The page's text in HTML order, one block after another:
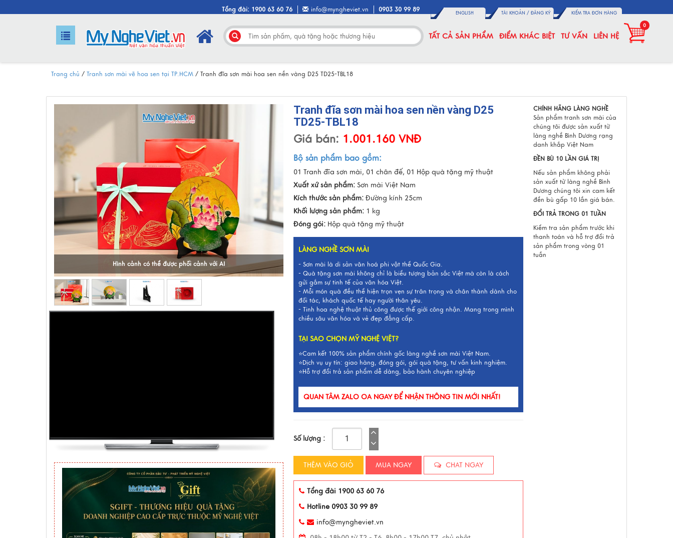
Tổng đài: 1900 63 60 76 info@myngheviet.vn 0903 30 99 89 ENGLISH TÀI KHOẢN / ĐĂNG KÝ KIỂM TRA ĐƠN HÀNG
TẤT CẢ SẢN PHẨM ĐIỂM KHÁC BIỆT TƯ VẤN LIÊN HỆ
0
Trang chủ / Tranh sơn mài vẽ hoa sen tại TP.HCM / Tranh đĩa sơn mài hoa sen nền vàng D25 TD25-TBL18
Hình cảnh có thể được phối cảnh với AI
Tranh đĩa sơn mài hoa sen nền vàng D25
TD25-TBL18
Giá bán: 1.001.160 VNĐ
Bộ sản phẩm bao gồm:
01 Tranh đĩa sơn mài, 01 chân đế, 01 Hộp quà tặng mỹ thuật
Xuất xứ sản phẩm: Sơn mài Việt Nam
Kích thước sản phẩm: Đường kính 25cm
Khối lượng sản phẩm: 1 kg
Đóng gói: Hộp quà tặng mỹ thuật
LÀNG NGHỀ SƠN MÀI
- Sơn mài là di sản văn hoá phi vật thể Quốc Gia.
- Quà tặng sơn mài không chỉ là biểu tượng bản sắc Việt mà còn là cách
gửi gắm sự tinh tế của văn hóa Việt.
- Mỗi món quà đều thể hiện trọn vẹn sự trân trọng và chân thành dành cho
đối tác, khách quốc tế hay người thân yêu.
- Tinh hoa nghệ thuật thủ công được thế giới công nhận. Mang trong mình
chiều sâu văn hóa và vẻ đẹp đẳng cấp.
TẠI SAO CHỌN MỸ NGHỆ VIỆT?
⭐Cam kết 100% sản phẩm chính gốc làng nghề sơn mài Việt Nam.
⭐Dịch vụ uy tín: giao hàng, đóng gói, gói quà tặng, tư vấn kinh nghiệm.
⭐Hỗ trợ đổi trả sản phẩm dễ dàng, bảo hành chuyên nghiệp
QUAN TÂM ZALO OA NGAY ĐỂ NHẬN THÔNG TIN MỚI NHẤT!
Số lượng :
THÊM VÀO GIỎ MUA NGAY CHAT NGAY
Tổng đài 1900 63 60 76
Hotline 0903 30 99 89
info@myngheviet.vn
CHÍNH HÃNG LÀNG NGHỀ
Sản phẩm tranh sơn mài của
chúng tôi được sản xuất từ
làng nghề Bình Dương rạng
danh khắp Việt Nam
ĐỀN BÙ 10 LẦN GIÁ TRỊ
Nếu sản phẩm không phải
sản xuất từ làng nghề Bình
Dương chúng tôi xin cam kết
đền bù gấp 10 lần giá bán.
ĐỔI TRẢ TRONG 01 TUẦN
Kiểm tra sản phẩm trước khi
thanh toán và hỗ trợ đổi trả
sản phẩm trong vòng 01
tuần